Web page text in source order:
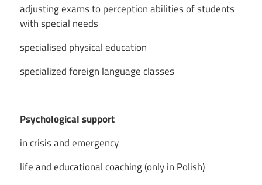
adjusting exams to perception abilities of students
with special needs
specialised physical education
specialized foreign language classes
Psychological support
in crisis and emergency
life and educational coaching (only in Polish)